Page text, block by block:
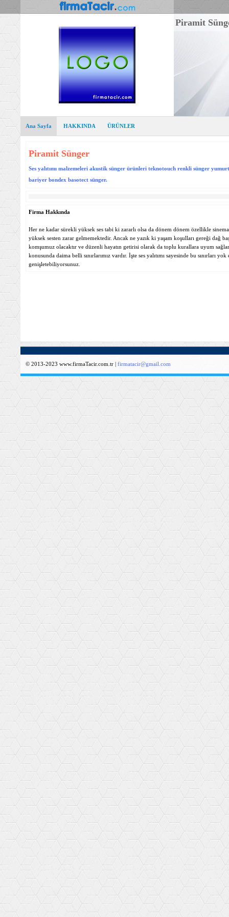
Piramit
Ana Sayfa HAKKINDA ÜRÜNLER
Piramit Sünger
Ses yalıtımı malzemeleri akustik sünger ürünleri teknotouch renkli sünger
bariyer bondex basotect sünger.
Firma Hakkında
Her ne kadar sürekli yüksek ses tabi ki zararlı olsa da dönem dönem özellikle
yüksek sesten zarar gelmemektedir. Ancak ne yazık ki yaşam koşulları gereği dağ
komşumuz olacaktır ve düzenli hayatın getirisi olarak da toplu kurallara uyum
konusunda daima belli sınırlarımız vardır. İşte ses yalıtımı sayesinde bu sınırları
genişletebiliyorsunuz.
© 2013-2023 www.firmaTacir.com.tr | firmatacir@gmail.com